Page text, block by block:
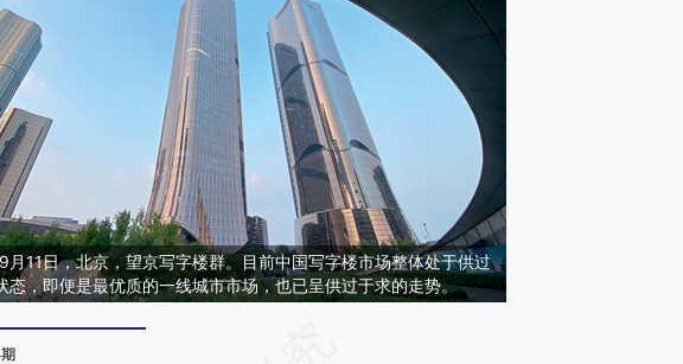
月11日，北京，望京写字楼群。目前中国写字楼市场整体处于供过
态，即便是最优质的一线城市市场，也已呈供过于求的走势。